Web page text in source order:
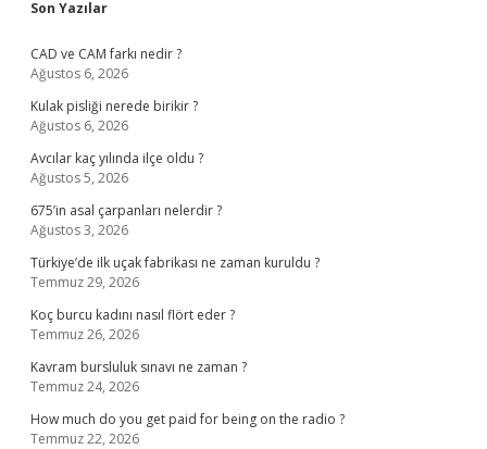
Sidebar
Son Yazılar
CAD ve CAM farkı nedir ?
Ağustos 6, 2026
Kulak pisliği nerede birikir ?
Ağustos 6, 2026
Avcılar kaç yılında ilçe oldu ?
Ağustos 5, 2026
675’in asal çarpanları nelerdir ?
Ağustos 3, 2026
Türkiye’de ilk uçak fabrikası ne zaman kuruldu ?
Temmuz 29, 2026
Koç burcu kadını nasıl flört eder ?
Temmuz 26, 2026
Kavram bursluluk sınavı ne zaman ?
Temmuz 24, 2026
How much do you get paid for being on the radio ?
Temmuz 22, 2026